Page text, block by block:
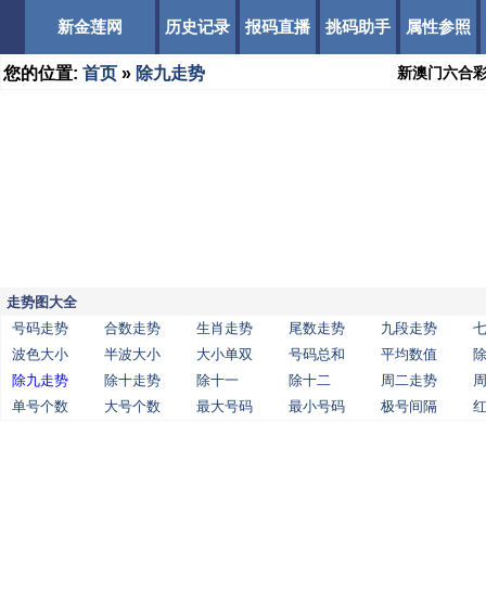
新金莲网 历史记录 报码直播 挑码助手 属性参照
您的位置: 首页 » 除九走势 新澳门六合
走势图大全
号码走势
合数走势 生肖走势 尾数走势 九段走势
波色大小
半波大小 大小单双 号码总和 平均数值
除九走势
除十走势 除十一 除十二 周二走势
单号个数
大号个数 最大号码 最小号码 极号间隔